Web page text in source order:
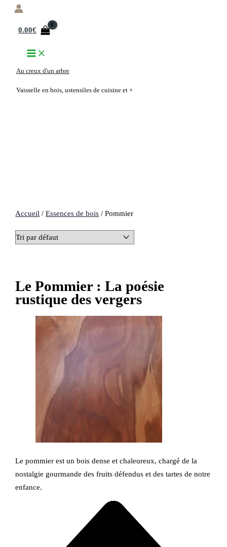
Aller
0.00€
Au creux d'un arbre
Vaisselle en bois, ustensiles de cuisine et +
Accueil /Essences de bois / Pommier
Le Pommier : La poésie
rustique des vergers
Le pommier est un bois dense et chaleureux, chargé de la
nostalgie gourmande des fruits défendus et des tartes de notre
enfance.